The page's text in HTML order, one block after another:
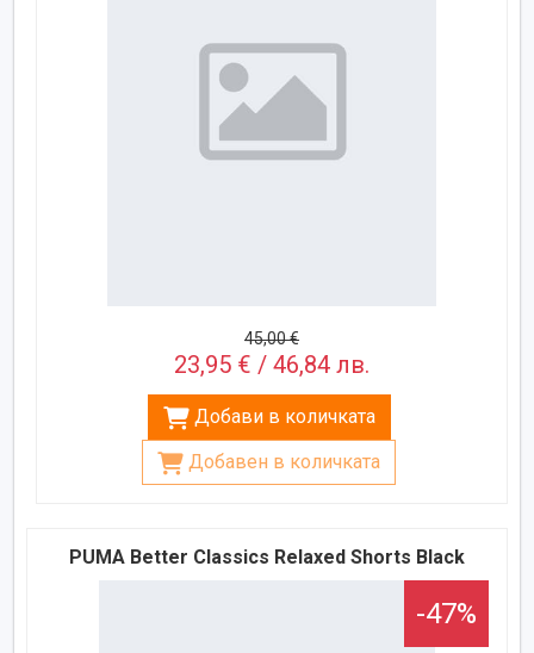
45,00 €
23,95 € / 46,84 лв.
Добави в количката
Добавен в количката
PUMA Better Classics Relaxed Shorts Black
-47%